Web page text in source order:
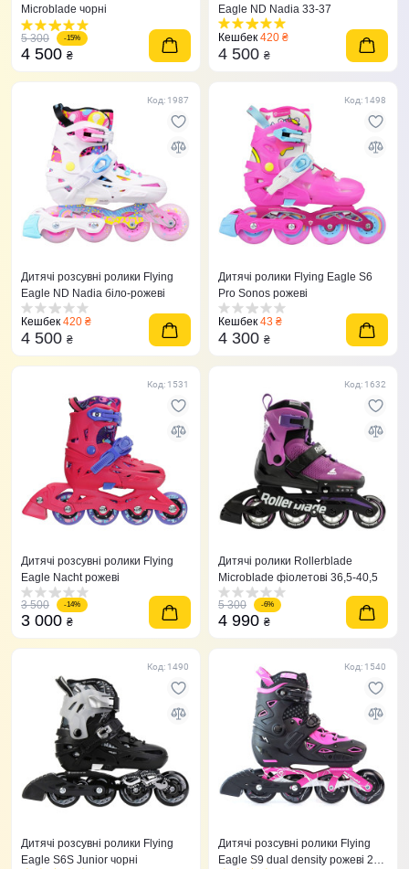
Microblade чорні
5 300 -15%
4 500 ₴
Eagle ND Nadia 33-37
Кешбек 420 ₴
4 500 ₴
Код: 1987
Дитячі розсувні ролики Flying
Eagle ND Nadia біло-рожеві
Кешбек 420 ₴
4 500 ₴
Код: 1498
Дитячі ролики Flying Eagle S6
Pro Sonos рожеві
Кешбек 43 ₴
4 300 ₴
Код: 1531
Дитячі розсувні ролики Flying
Eagle Nacht рожеві
3 500 -14%
3 000 ₴
Код: 1632
Дитячі ролики Rollerblade
Microblade фіолетові 36,5-40,5
5 300 -6%
4 990 ₴
Код: 1490
Дитячі розсувні ролики Flying
Eagle S6S Junior чорні
Код: 1540
Дитячі розсувні ролики Flying
Eagle S9 dual density рожеві 27-